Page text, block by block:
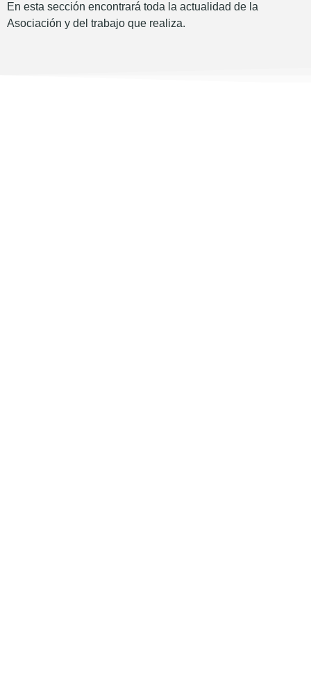
En esta sección encontrará toda la actualidad de la
Asociación y del trabajo que realiza.